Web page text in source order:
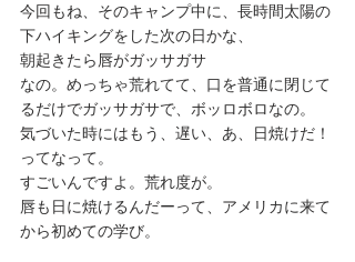
今回もね、そのキャンプ中に、長時間太陽の
下ハイキングをした次の日かな、
朝起きたら唇がガッサガサ
なの。めっちゃ荒れてて、口を普通に閉じて
るだけでガッサガサで、ボッロボロなの。
気づいた時にはもう、遅い、あ、日焼けだ！
ってなって。
すごいんですよ。荒れ度が。
唇も日に焼けるんだーって、アメリカに来て
から初めての学び。